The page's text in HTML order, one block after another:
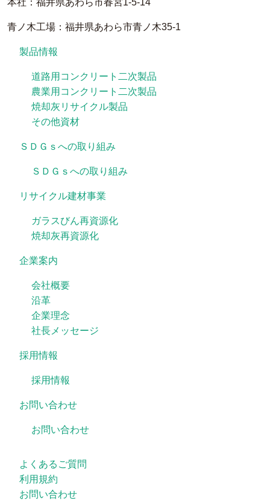
青ノ木工場：福井県あわら市青ノ木35-1
製品情報
道路用コンクリート二次製品
農業用コンクリート二次製品
焼却灰リサイクル製品
その他資材
ＳＤＧｓへの取り組み
ＳＤＧｓへの取り組み
リサイクル建材事業
ガラスびん再資源化
焼却灰再資源化
企業案内
会社概要
沿革
企業理念
社長メッセージ
採用情報
採用情報
お問い合わせ
お問い合わせ
よくあるご質問
利用規約
お問い合わせ